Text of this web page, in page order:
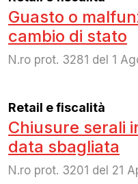
Guasto o
cambio di stato
N.ro prot. 3281 del 1
Retail e fiscalità
Chiusure serali
data sbagliata
N.ro prot. 3201 del 21